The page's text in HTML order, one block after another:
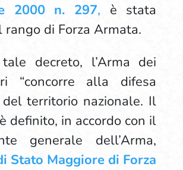
2000 n. 297, è stata
rango di Forza Armata.
tale decreto, l’Arma dei
“concorre alla difesa
territorio nazionale. Il
definito, in accordo con il
generale dell’Arma,
Stato Maggiore di Forza